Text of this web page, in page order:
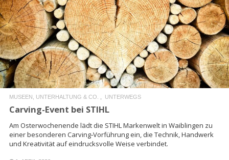
READ MORE
MUSEEN, UNTERHALTUNG & CO. UNTERWEGS
Carving-Event bei STIHL
Am Osterwochenende lädt die STIHL Markenwelt in Waiblingen zu
einer besonderen Carving‑Vorführung ein, die Technik, Handwerk
und Kreativität auf eindrucksvolle Weise verbindet.